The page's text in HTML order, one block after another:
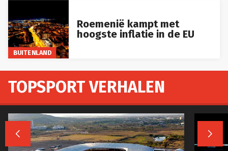
BUITENLAND
Roemenië kampt met
hoogste inflatie in de EU
TOPSPORT VERHALEN
 